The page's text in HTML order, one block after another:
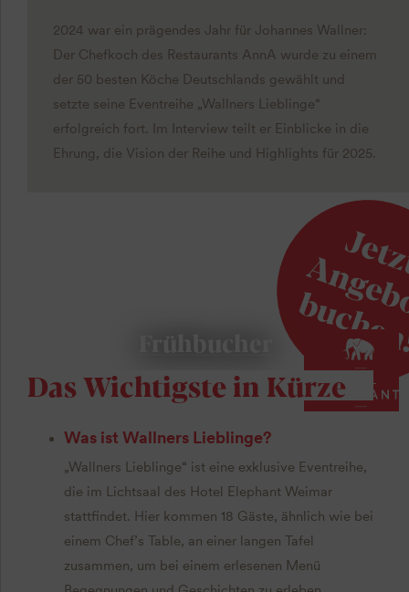
2024 war ein prägendes Jahr für Johannes Wallner:
Der Chefkoch des Restaurants AnnA wurde zu einem
der 50 besten Köche Deutschlands gewählt und
setzte seine Eventreihe „Wallners Lieblinge“
erfolgreich fort. Im Interview teilt er Einblicke in die
Ehrung, die Vision der Reihe und Highlights für 2025.
Das Wichtigste in Kürze
Was ist Wallners Lieblinge?
„Wallners Lieblinge“ ist eine exklusive Eventreihe,
die im Lichtsaal des Hotel Elephant Weimar
stattfindet. Hier kommen 18 Gäste, ähnlich wie bei
einem Chef’s Table, an einer langen Tafel
zusammen, um bei einem erlesenen Menü